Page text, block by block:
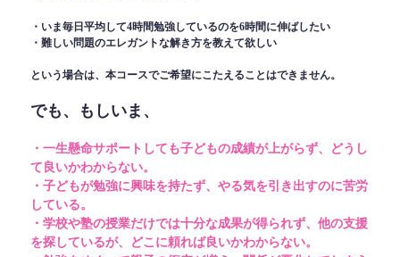
・いま毎日平均して4時間勉強しているのを6時間に伸ばしたい
・難しい問題のエレガントな解き方を教えて欲しい
という場合は、本コースでご希望にこたえることはできません。
でも、もしいま、
・一生懸命サポートしても子どもの成績が上がらず、どうし
て良いかわからない。
・子どもが勉強に興味を持たず、やる気を引き出すのに苦労
している。
・学校や塾の授業だけでは十分な成果が得られず、他の支援
を探しているが、どこに頼れば良いかわからない。